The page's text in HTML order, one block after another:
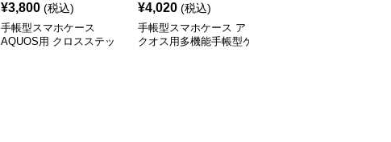
¥3,800 (税込)
手帳型スマホケース
AQUOS用 クロスステッ
¥4,020 (税込)
手帳型スマホケース ア
クオス用多機能手帳型ケ